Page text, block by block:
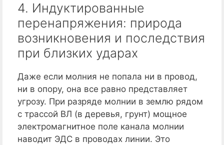
4. Индуктированные
перенапряжения: природа
возникновения и последствия
при близких ударах
Даже если молния не попала ни в провод,
ни в опору, она все равно представляет
угрозу. При разряде молнии в землю рядом
с трассой ВЛ (в деревья, грунт) мощное
электромагнитное поле канала молнии
наводит ЭДС в проводах линии. Это